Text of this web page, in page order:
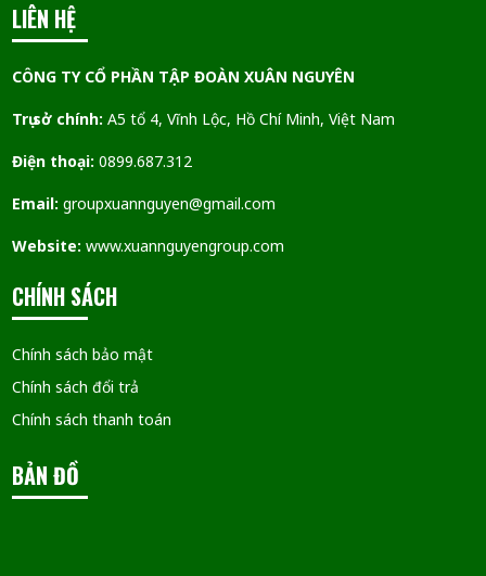
LIÊN HỆ
CÔNG TY CỔ PHẦN TẬP ĐOÀN XUÂN NGUYÊN
Trụ sở chính: A5 tổ 4, Vĩnh Lộc, Hồ Chí Minh, Việt Nam
Điện thoại: 0899.687.312
Email: groupxuannguyen@gmail.com
Website: www.xuannguyengroup.com
CHÍNH SÁCH
Chính sách bảo mật
Chính sách đổi trả
Chính sách thanh toán
BẢN ĐỒ